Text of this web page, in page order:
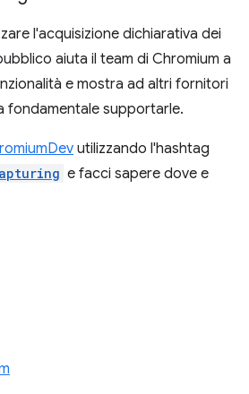
l'acquisizione dichiarativa dei
aiuta il team di Chromium a
e mostra ad altri fornitori
fondamentale supportarle.
utilizzando l'hashtag
e facci sapere dove e